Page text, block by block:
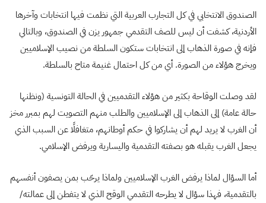
الصندوق الانتخابي في كل التجارب العربية التي نظمت فيها انتخابات وآخرها
الأردنية، كشفت أن ليس للصف التقدمي جمهور يزن في الصندوق، وبالتالي
فإنه في صورة الذهاب إلى انتخابات ستكون السلطة من نصيب الإسلاميين
ويخرج هؤلاء من الصورة. أي من كل احتمال غنيمة متاح بالسلطة.
لقد وصلت الوقاحة بكثير من هؤلاء التقدميين في الحالة التونسية (ونظنها
حالة عامة) إلى الذهاب إلى الإسلاميين والطلب منهم التصويت لهم بمبرر مخز
أن الغرب لا يريد لهم أن يشاركوا في حكم أوطانهم، متغافلًا عن السبب الذي
يجعل الغرب يقبله هو بصفته التقدمية واليسارية ويرفض الإسلامي.
أما السؤال لماذا يرفض الغرب الإسلاميين ولماذا يرحّب بمن يصفون أنفسهم
بالتقدمية، فهذا سؤال لا يطرحه التقدمي الوقح الذي لا يتفطن إلى عمالته/